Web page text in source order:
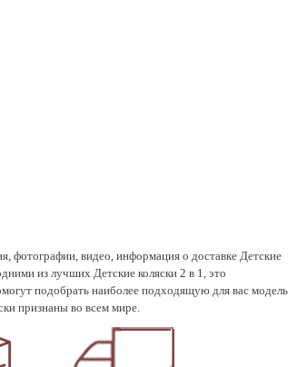
фотографии, видео, информация о доставке Детские
из лучших Детские коляски 2 в 1, это
подобрать наиболее подходящую для вас модель
признаны во всем мире.